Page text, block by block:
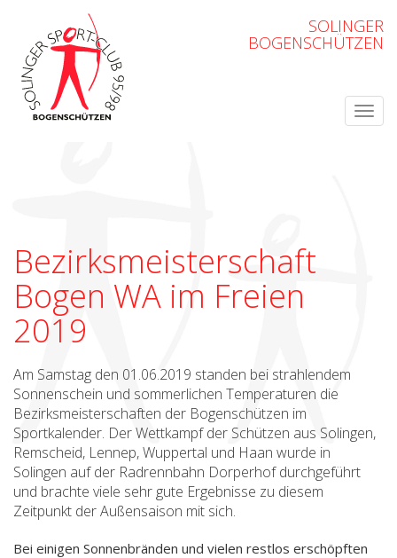
SOLINGER
BOGENSCHÜTZEN
Bezirksmeisterschaft
Bogen WA im Freien
2019
Am Samstag den 01.06.2019 standen bei strahlendem
Sonnenschein und sommerlichen Temperaturen die
Bezirksmeisterschaften der Bogenschützen im
Sportkalender. Der Wettkampf der Schützen aus Solingen,
Remscheid, Lennep, Wuppertal und Haan wurde in
Solingen auf der Radrennbahn Dorperhof durchgeführt
und brachte viele sehr gute Ergebnisse zu diesem
Zeitpunkt der Außensaison mit sich.
Bei einigen Sonnenbränden und vielen restlos erschöpften